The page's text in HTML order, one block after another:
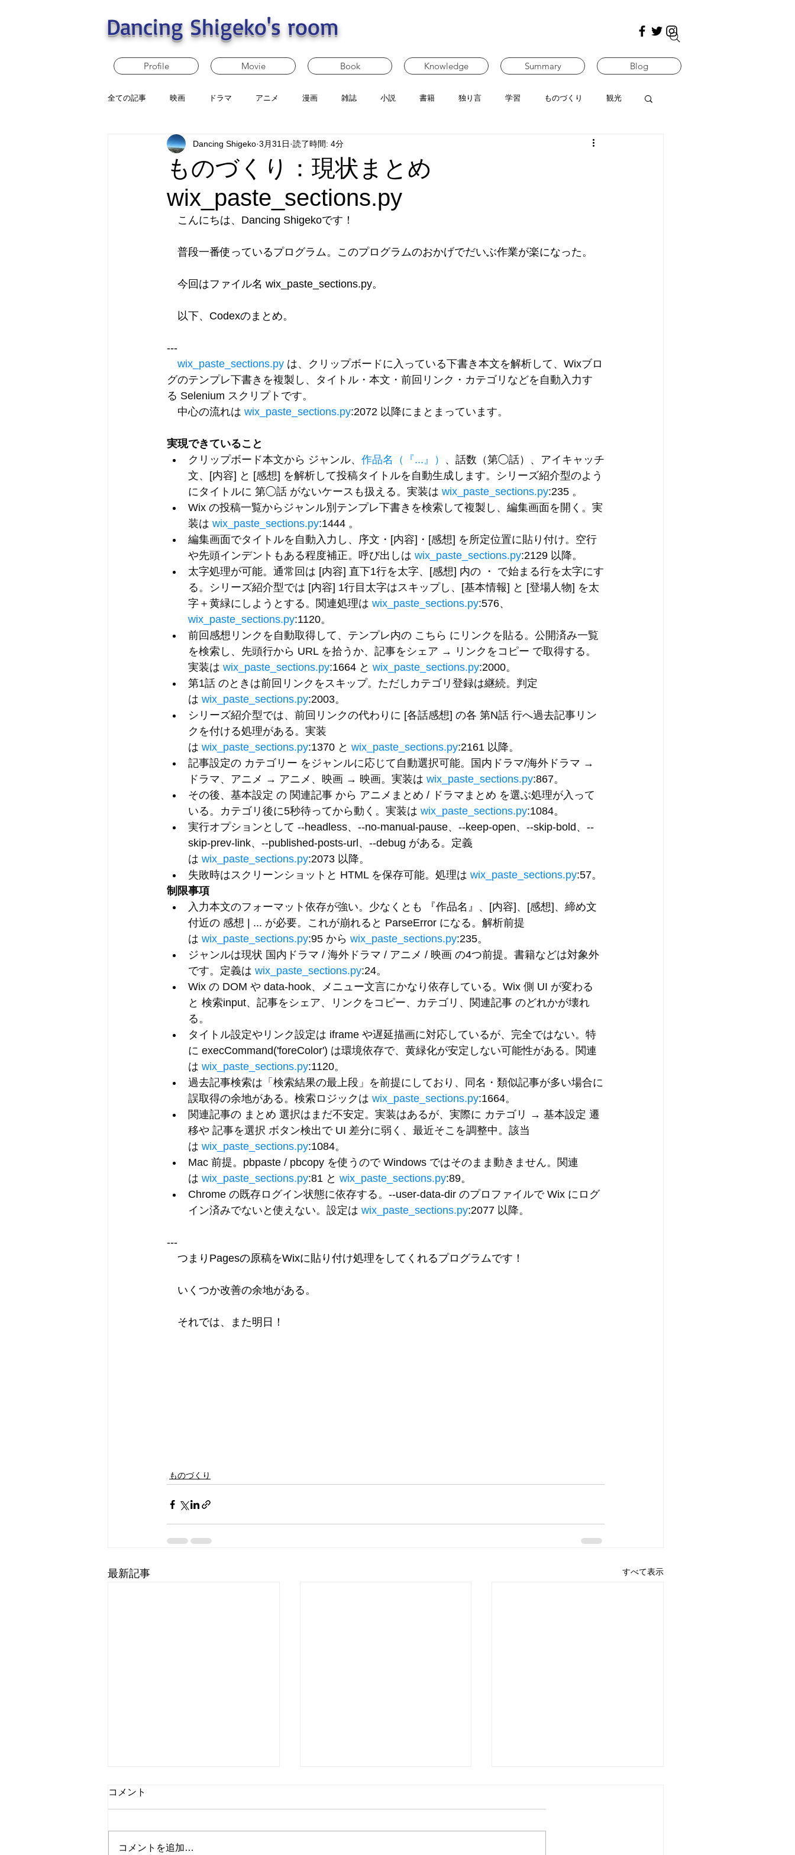
Dancing Shigeko's room
Profile Movie Book Knowledge Summary Blog
全ての記事 映画 ドラマ アニメ 漫画 雑誌 小説 書籍 独り言 学習 ものづくり 観光
ものづくり：現状まとめ
wix_paste_sections.py
Dancing Shigeko 3月31日 読了時間: 4分
こんにちは、Dancing Shigekoです！
普段一番使っているプログラム。このプログラムのおかげでだいぶ作業が楽になった。
今回はファイル名 wix_paste_sections.py。
以下、Codexのまとめ。
---
wix_paste_sections.py は、クリップボードに入っている下書き本文を解析して、Wixブロ
グのテンプレ下書きを複製し、タイトル・本文・前回リンク・カテゴリなどを自動入力す
る Selenium スクリプトです。
中心の流れは wix_paste_sections.py:2072 以降にまとまっています。
実現できていること
クリップボード本文から ジャンル、 作品名（『...』） 、 話数（第◯話） 、アイキャッチ
文、 [内容] と [感想] を解析して投稿タイトルを自動生成します。シリーズ紹介型のよう
にタイトルに 第◯話 がないケースも扱える。実装は wix_paste_sections.py:235 。
Wix の投稿一覧からジャンル別テンプレ下書きを検索して複製し、編集画面を開く。実
装は wix_paste_sections.py:1444 。
編集画面でタイトルを自動入力し、序文・ [内容] ・ [感想] を所定位置に貼り付け。空行
や先頭インデントもある程度補正。呼び出しは wix_paste_sections.py:2129 以降。
太字処理が可能。通常回は [内容] 直下1行を太字、 [感想] 内の ・
で始まる行を太字にす
る。シリーズ紹介型では [内容] 1行目太字はスキップし、 [基本情報] と [登場人物] を太
字＋黄緑にしようとする。関連処理は wix_paste_sections.py:576、
wix_paste_sections.py:1120。
前回感想リンクを自動取得して、テンプレ内の こちら にリンクを貼る。公開済み一覧
を検索し、先頭行から URL を拾うか、 記事をシェア → リンクをコピー で取得する。
実装は wix_paste_sections.py:1664 と wix_paste_sections.py:2000。
第1話 のときは前回リンクをスキップ。ただしカテゴリ登録は継続。判定
は wix_paste_sections.py:2003。
シリーズ紹介型では、前回リンクの代わりに [各話感想] の各 第N話 行へ過去記事リン
クを付ける処理がある。実装
は wix_paste_sections.py:1370 と wix_paste_sections.py:2161 以降。
記事設定の カテゴリー をジャンルに応じて自動選択可能。
国内ドラマ/海外ドラマ →
ドラマ、 アニメ → アニメ 、 映画 → 映画。実装は wix_paste_sections.py:867。
その後、 基本設定 の 関連記事 から アニメまとめ / ドラマまとめ を選ぶ処理が入って
いる。カテゴリ後に5秒待ってから動く。実装は wix_paste_sections.py:1084。
実行オプションとして --headless、 --no-manual-pause、 --keep-open、 --skip-bold 、 --
skip-prev-link、 --published-posts-url 、 --debug がある。定義
は wix_paste_sections.py:2073 以降。
失敗時はスクリーンショットと HTML を保存可能。処理は wix_paste_sections.py:57。
制限事項
入力本文のフォーマット依存が強い。少なくとも
『作品名』 、 [内容] 、 [感想] 、締め文
付近の 感想 | ... が必要。これが崩れると ParseError になる。解析前提
は wix_paste_sections.py:95 から wix_paste_sections.py:235。
ジャンルは現状 国内ドラマ / 海外ドラマ / アニメ / 映画 の4つ前提。書籍などは対象外
です。定義は wix_paste_sections.py:24。
Wix の DOM や data-hook、メニュー文言にかなり依存している。Wix 側 UI が変わる
と 検索input、 記事をシェア、 リンクをコピー、 カテゴリ 、 関連記事 のどれかが壊れ
る。
タイトル設定やリンク設定は iframe や遅延描画に対応しているが、完全ではない。特
に execCommand('foreColor') は環境依存で、黄緑化が安定しない可能性がある。関連
は wix_paste_sections.py:1120。
過去記事検索は「検索結果の最上段」を前提にしており、同名・類似記事が多い場合に
誤取得の余地がある。検索ロジックは wix_paste_sections.py:1664。
関連記事の まとめ 選択はまだ不安定。実装はあるが、実際に カテゴリ → 基本設定 遷
移や 記事を選択 ボタン検出で UI 差分に弱く、最近そこを調整中。該当
は wix_paste_sections.py:1084。
Mac 前提。 pbpaste / pbcopy を使うので Windows ではそのまま動きません。関連
は wix_paste_sections.py:81 と wix_paste_sections.py:89。
Chrome の既存ログイン状態に依存する。 --user-data-dir のプロファイルで Wix にログ
イン済みでないと使えない。設定は wix_paste_sections.py:2077 以降。
---
つまりPagesの原稿をWixに貼り付け処理をしてくれるプログラムです！
いくつか改善の余地がある。
それでは、また明日！
ものづくり
最新記事 すべて表示
コメント
コメントを追加…